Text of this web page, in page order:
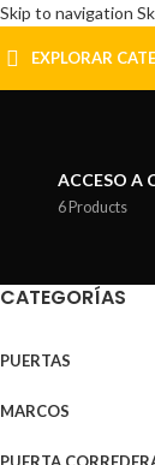
Skip to navigation
EXPLORAR
ACCESO A
6 Products
CATEGORÍAS
PUERTAS
MARCOS